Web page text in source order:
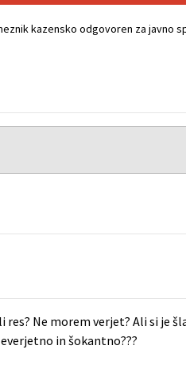
kazensko odgovoren za javno
res? Ne morem verjet? Ali si je
in šokantno???